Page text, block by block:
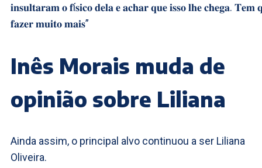
𝐢𝐧𝐬𝐮𝐥𝐭𝐚𝐫𝐚𝐦 𝐨 𝐟í𝐬𝐢𝐜𝐨 𝐝𝐞𝐥𝐚 𝐞 𝐚𝐜𝐡𝐚𝐫 𝐪𝐮𝐞 𝐢𝐬𝐬𝐨 𝐥𝐡𝐞 𝐜𝐡𝐞𝐠𝐚. 𝐓𝐞𝐦
𝐟𝐚𝐳𝐞𝐫 𝐦𝐮𝐢𝐭𝐨 𝐦𝐚𝐢𝐬”
Inês Morais muda de
opinião sobre Liliana
Ainda assim, o principal alvo continuou a ser Liliana
Oliveira.